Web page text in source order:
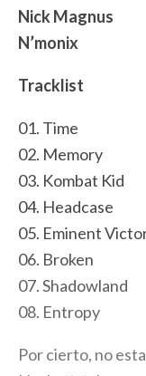
Nick Magnus
N’monix
Tracklist
01. Time
02. Memory
03. Kombat Kid
04. Headcase
05. Eminent
06. Broken
07. Shadowland
08. Entropy
Por cierto, no